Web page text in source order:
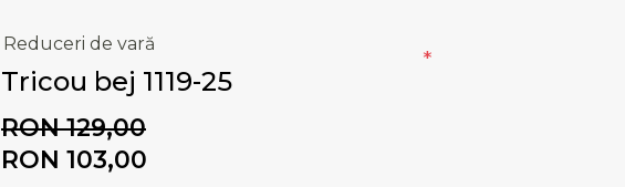
Reduceri de vară
Tricou bej 1119-25
RON 129,00
RON 103,00
*